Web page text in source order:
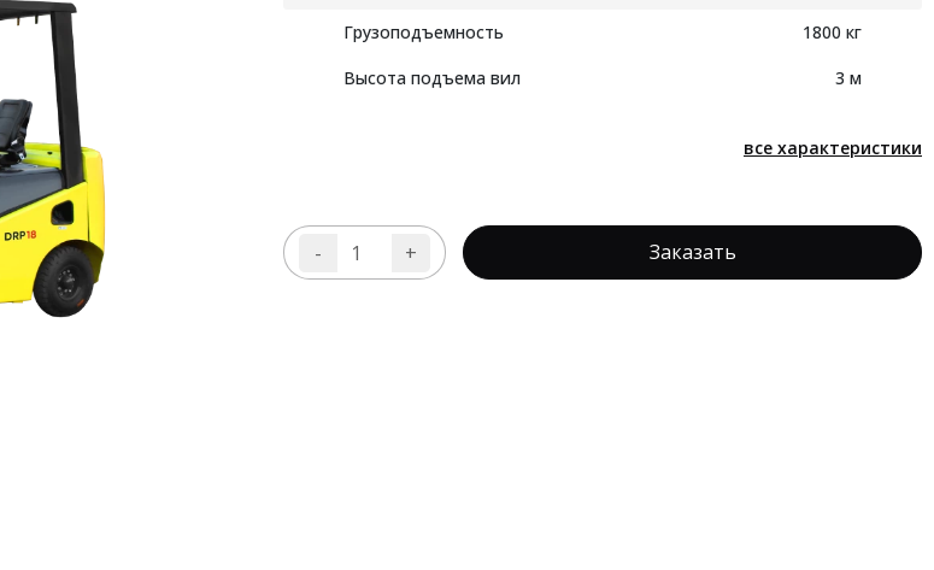
Грузоподъемность
1800 кг
Высота подъема вил
3 м
все характеристики
-
Количество
+ Заказать